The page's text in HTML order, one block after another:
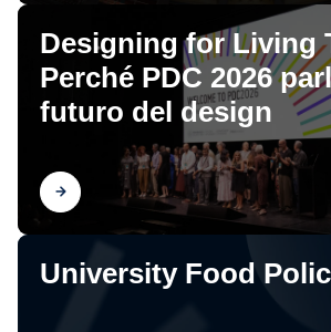
Designing for Living
Perché PDC 2026
futuro del design
Scopri
University Food